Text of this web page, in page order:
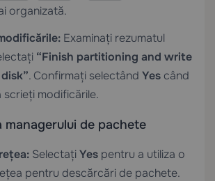
organizată.
Examinați rezumatul
“Finish partitioning and write
. Confirmați selectând Yes când
scrieți modificările.
managerului de pachete
SelectațiYes pentru a utiliza o
pentru descărcări de pachete.